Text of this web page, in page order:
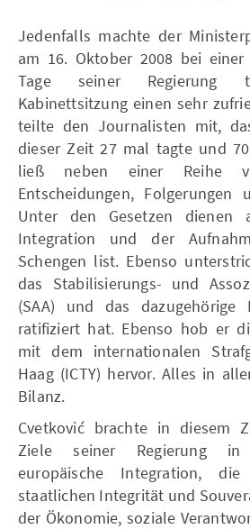
Jedenfalls machte der
am 16. Oktober 2008 bei
Tage seiner Regierung
Kabinettsitzung einen sehr
teilte den Journalisten mit,
dieser Zeit 27 mal tagte und 70
ließ neben einer Reihe
Entscheidungen, Folgerungen
Unter den Gesetzen dienen
Integration und der
Schengen list. Ebenso
das Stabilisierungs- und
(SAA) und das dazugehörige
ratifiziert hat. Ebenso hob er
mit dem internationalen
Haag (ICTY) hervor. Alles in
Bilanz.
Cvetković brachte in diesem
Ziele seiner Regierung in
europäische Integration,
staatlichen Integrität und
der Ökonomie, soziale